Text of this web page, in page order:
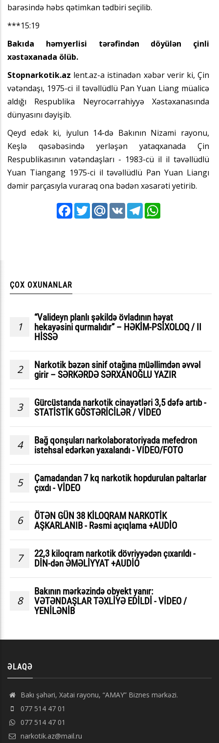
barəsində həbs qətimkan tədbiri seçilib.
***15:19
Bakıda həmyerlisi tərəfindən döyülən çinli
xəstəxanada ölüb.
Stopnarkotik.az lent.az-a istinadən xəbər verir ki, Çin
vətəndaşı, 1975-ci il təvəllüdlü Pan Yuan Liang müalicə
aldığı Respublika Neyrocərrahiyyə Xəstəxanasında
dünyasını dəyişib.
Qeyd edək ki, iyulun 14-də Bakının Nizami rayonu,
Keşlə qəsəbəsində yerləşən yataqxanada Çin
Respublikasının vətəndaşları - 1983-cü il il təvəllüdlü
Yuan Tiangang 1975-ci il təvəllüdlü Pan Yuan Liangı
dəmir parçasıyla vuraraq ona bədən xəsarəti yetirib.
FacebookTwitterMail.RuVK Telegram
ÇOX OXUNANLAR
1
“Valideyn planlı şəkildə övladının həyat
hekayəsini qurmalıdır” – HƏKİM-PSİXOLOQ / II
HİSSƏ
2
Narkotik bəzən sinif otağına müəllimdən əvvəl
girir – SƏRKƏRDƏ SƏRXANOĞLU YAZIR
3
Gürcüstanda narkotik cinayətləri 3,5 dəfə artıb -
STATİSTİK GÖSTƏRİCİLƏR / VİDEO
4
Bağ qonşuları narkolaboratoriyada mefedron
istehsal edərkən yaxalandı - VIDEO/FOTO
5
Çamadandan 7 kq narkotik hopdurulan paltarlar
çıxdı - VİDEO
6
ÖTƏN GÜN 38 KİLOQRAM NARKOTİK
AŞKARLANIB - Rəsmi açıqlama +AUDİO
7
22,3 kiloqram narkotik dövriyyədən çıxarıldı -
DİN-dən ƏMƏLİYYAT +AUDİO
8
Bakının mərkəzində obyekt yanır:
VƏTƏNDAŞLAR TƏXLİYƏ EDİLDİ - VİDEO /
YENİLƏNİB
ƏLAQƏ
Bakı şəhəri, Xətai rayonu, “AMAY” Biznes mərkəzi.
077 514 47 01
077 514 47 01
narkotik.az@mail.ru